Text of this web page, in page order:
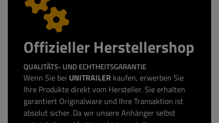
Offizieller Herstellershop
QUALITÄTS- UND ECHTHEITSGARANTIE
Wenn Sie bei UNITRAILER kaufen, erwerben Sie
Ihre Produkte direkt vom Hersteller. Sie erhalten
garantiert Originalware und Ihre Transaktion ist
absolut sicher. Da wir unsere Anhänger selbst